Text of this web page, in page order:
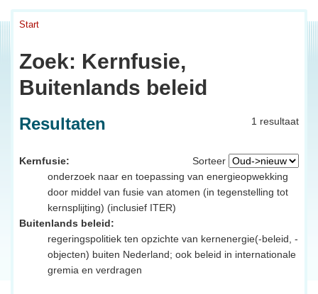
Start
Zoek: Kernfusie,
Buitenlands beleid
1 resultaat
Resultaten
Sorteer
Kernfusie:
onderzoek naar en toepassing van energieopwekking
door middel van fusie van atomen (in tegenstelling tot
kernsplijting) (inclusief ITER)
Buitenlands beleid:
regeringspolitiek ten opzichte van kernenergie(-beleid, -
objecten) buiten Nederland; ook beleid in internationale
gremia en verdragen